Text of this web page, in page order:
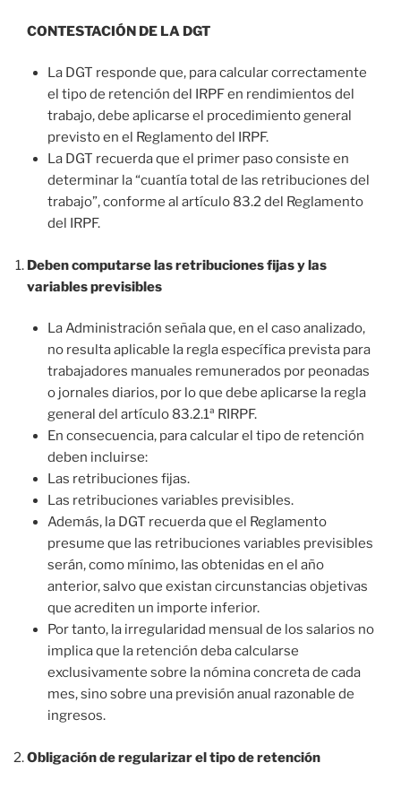
CONTESTACIÓN DE LA DGT
La DGT responde que, para calcular correctamente
el tipo de retención del IRPF en rendimientos del
trabajo, debe aplicarse el procedimiento general
previsto en el Reglamento del IRPF.
La DGT recuerda que el primer paso consiste en
determinar la “cuantía total de las retribuciones del
trabajo”, conforme al artículo 83.2 del Reglamento
del IRPF.
Deben computarse las retribuciones fijas y las
variables previsibles
La Administración señala que, en el caso analizado,
no resulta aplicable la regla específica prevista para
trabajadores manuales remunerados por peonadas
o jornales diarios, por lo que debe aplicarse la regla
general del artículo 83.2.1ª RIRPF.
En consecuencia, para calcular el tipo de retención
deben incluirse:
Las retribuciones fijas.
Las retribuciones variables previsibles.
Además, la DGT recuerda que el Reglamento
presume que las retribuciones variables previsibles
serán, como mínimo, las obtenidas en el año
anterior, salvo que existan circunstancias objetivas
que acrediten un importe inferior.
Por tanto, la irregularidad mensual de los salarios no
implica que la retención deba calcularse
exclusivamente sobre la nómina concreta de cada
mes, sino sobre una previsión anual razonable de
ingresos.
Obligación de regularizar el tipo de retención